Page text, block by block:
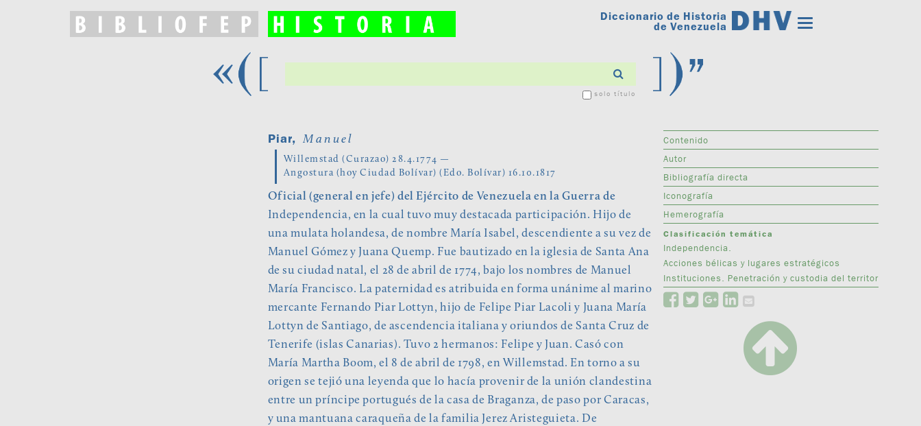
Toggle
Diccionario de Historia
de Venezuela
solo título
Piar, Manuel
Willemstad (Curazao) 28.4.1774 —
Angostura (hoy Ciudad Bolívar) (Edo. Bolívar) 16.10.1817
Oficial (general en jefe) del Ejército de Venezuela en la Guerra de
Independencia, en la cual tuvo muy destacada participación. Hijo de
una mulata holandesa, de nombre María Isabel, descendiente a su vez de
Manuel Gómez y Juana Quemp. Fue bautizado en la iglesia de Santa Ana
de su ciudad natal, el 28 de abril de 1774, bajo los nombres de Manuel
María Francisco. La paternidad es atribuida en forma unánime al marino
mercante Fernando Piar Lottyn, hijo de Felipe Piar Lacoli y Juana María
Lottyn de Santiago, de ascendencia italiana y oriundos de Santa Cruz de
Tenerife (islas Canarias). Tuvo 2 hermanos: Felipe y Juan. Casó con
María Martha Boom, el 8 de abril de 1798, en Willemstad. En torno a su
origen se tejió una leyenda que lo hacía provenir de la unión clandestina
entre un príncipe portugués de la casa de Braganza, de paso por Caracas,
y una mantuana caraqueña de la familia Jerez Aristeguieta. De
Contenido
Autor
Bibliografía directa
Iconografía
Hemerografía
Clasificación temática
Independencia.
Acciones bélicas y lugares estratégicos
Instituciones. Penetración y custodia del territor